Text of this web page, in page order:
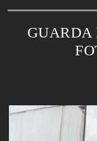
GUARDA